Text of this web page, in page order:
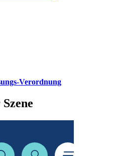
Verordnung